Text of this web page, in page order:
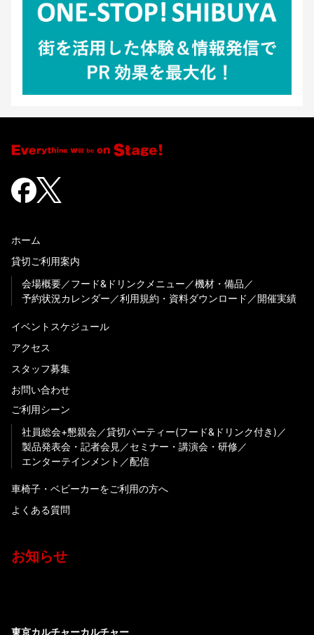
ホーム
貸切ご利用案内
会場概要
フード&ドリンクメニュー
機材・備品
予約状況カレンダー
利用規約・資料ダウンロード 開催実績
イベントスケジュール
アクセス
スタッフ募集
お問い合わせ
ご利用シーン
社員総会+懇親会
貸切パーティー(フード&ドリンク付き)
製品発表会・記者会見
セミナー・講演会・研修
エンターテインメント
配信
車椅子・ベビーカーをご利用の方へ
よくある質問
お知らせ
東京カルチャーカルチャー